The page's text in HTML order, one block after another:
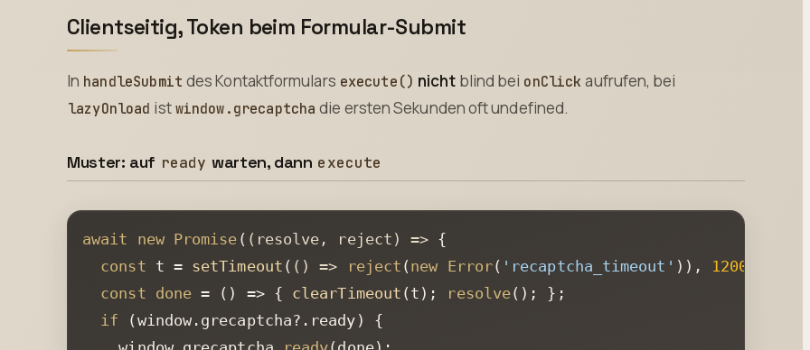
Clientseitig, Token beim Formular-Submit
In handleSubmit des Kontaktformulars execute() nicht blind bei onClick aufrufen, bei
lazyOnload istwindow.grecaptcha die ersten Sekunden oft undefined.
Muster: auf ready warten, dann execute
await new Promise ( ( resolve, reject ) => {
const t = setTimeout ( () => reject ( new Error( 'recaptcha_timeout' )), 12000
const done = ( ) => { clearTimeout (t); resolve(); };
if ( window . grecaptcha?. ready ) {